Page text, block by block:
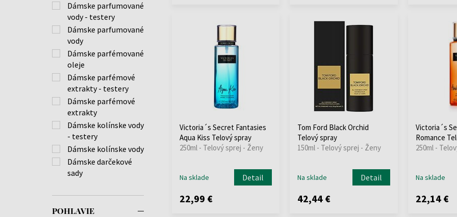
Dámske parfumované
vody - testery
Dámske parfumované
vody
Dámske parfémované
oleje
Dámske parfémové
extrakty - testery
Dámske parfémové
extrakty
Dámske kolínske vody
- testery
Dámske kolínske vody
Dámske darčekové
sady
POHLAVIE
Victoria´s Secret Fantasies
Aqua Kiss Telový spray
250ml - Telový sprej - Ženy
Na sklade Detail
22,99 €
Tom Ford Black Orchid
Telový spray
150ml - Telový sprej - Ženy
Na sklade Detail
42,44 €
Victoria´s
Romance
250ml -
Na sklade
22,14 €